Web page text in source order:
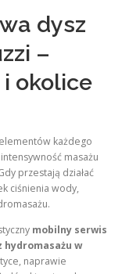
dysz
–
okolice
każdego
masażu
przestają działać
ciśnienia wody,
mobilny serwis
hydromasażu w
naprawie